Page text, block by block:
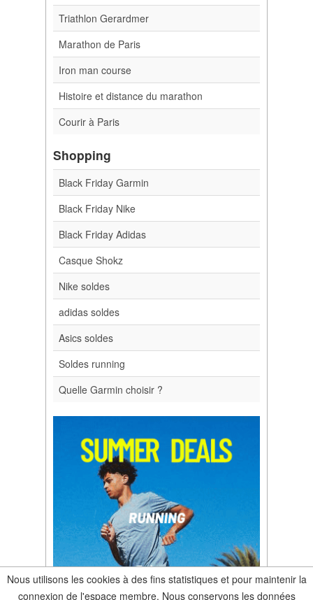
Nous utilisons les cookies à des fins statistiques et pour maintenir la
connexion de l'espace membre. Nous conservons les données
Triathlon Gerardmer
Marathon de Paris
Iron man course
Histoire et distance du marathon
Courir à Paris
Shopping
Black Friday Garmin
Black Friday Nike
Black Friday Adidas
Casque Shokz
Nike soldes
adidas soldes
Asics soldes
Soldes running
Quelle Garmin choisir ?